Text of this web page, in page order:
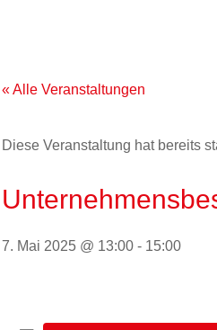
« Alle Veranstaltungen
Diese Veranstaltung hat bereits
7. Mai 2025 @ 13:00 - 15:00